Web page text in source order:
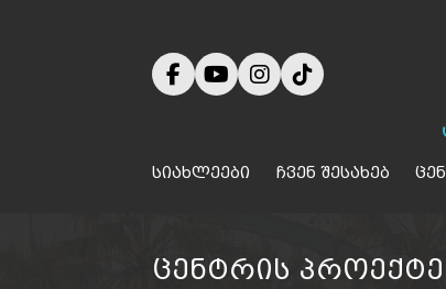
სიახლეები ჩვენ შესახებ
ცენტრის